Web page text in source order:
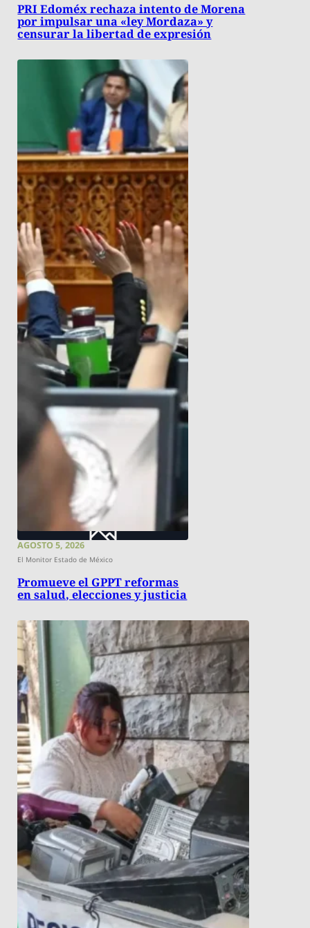
PRI Edoméx rechaza intento de Morena
por impulsar una «ley Mordaza» y
censurar la libertad de expresión
AGOSTO 5, 2026
El Monitor Estado de México
Promueve el GPPT reformas
en salud, elecciones y justicia